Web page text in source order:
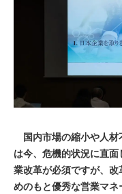
国内市場の縮小や人
は今、危機的状況に直
業改革が必須ですが、
めのもと優秀な営業マ